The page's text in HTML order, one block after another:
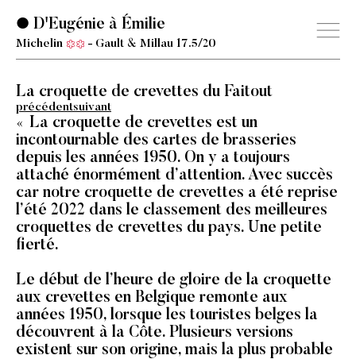
D'Eugénie à Émilie
Michelin Gault & Millau 17.5/20
La croquette de crevettes du Faitout
précédentsuivant
La croquette de crevettes est un
incontournable des cartes de brasseries
depuis les années 1950. On y a toujours
attaché énormément d’attention. Avec succès
car notre croquette de crevettes a été reprise
l’été 2022 dans le classement des meilleures
croquettes de crevettes du pays. Une petite
fierté.
Le début de l’heure de gloire de la croquette
aux crevettes en Belgique remonte aux
années 1950, lorsque les touristes belges la
découvrent à la Côte. Plusieurs versions
existent sur son origine, mais la plus probable